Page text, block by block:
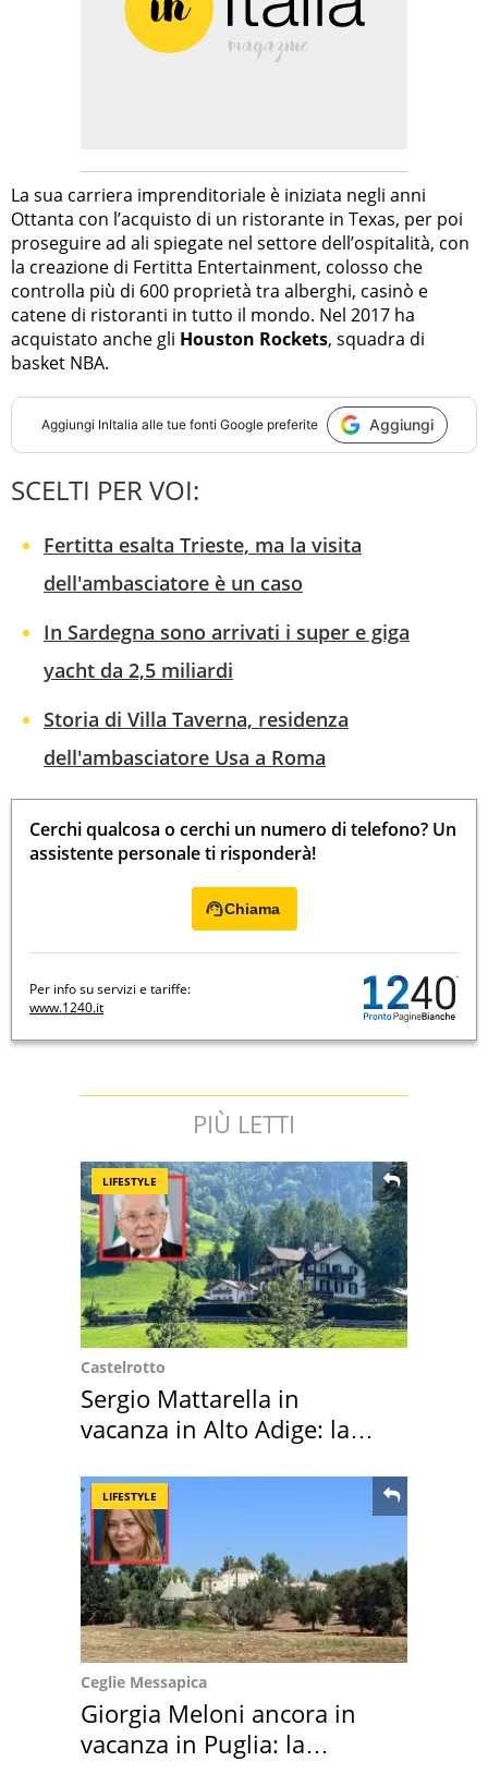
La sua carriera imprenditoriale è iniziata negli anni
Ottanta con l’acquisto di un ristorante in Texas, per poi
proseguire ad ali spiegate nel settore dell’ospitalità, con
la creazione di Fertitta Entertainment, colosso che
controlla più di 600 proprietà tra alberghi, casinò e
catene di ristoranti in tutto il mondo. Nel 2017 ha
acquistato anche gli Houston Rockets, squadra di
basket NBA.
Aggiungi InItalia alle tue fonti Google preferite Aggiungi
SCELTI PER VOI:
Fertitta esalta Trieste, ma la visita
dell'ambasciatore è un caso
In Sardegna sono arrivati i super e giga
yacht da 2,5 miliardi
Storia di Villa Taverna, residenza
dell'ambasciatore Usa a Roma
Cerchi qualcosa o cerchi un numero di telefono? Un
assistente personale ti risponderà!
Chiama
Per info su servizi e tariffe:
www.1240.it
PIÙ LETTI
LIFESTYLE
Castelrotto
Sergio Mattarella in
vacanza in Alto Adige: la
LIFESTYLE
Ceglie Messapica
Giorgia Meloni ancora in
vacanza in Puglia: la